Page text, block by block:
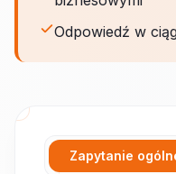
Odpowiedź w
Zapytanie